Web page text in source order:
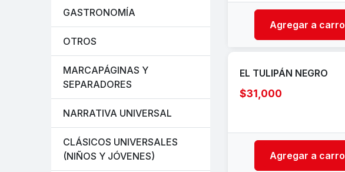
GASTRONOMÍA
OTROS
MARCAPÁGINAS Y
SEPARADORES
NARRATIVA UNIVERSAL
CLÁSICOS UNIVERSALES
(NIÑOS Y JÓVENES)
Agregar a carro
EL TULIPÁN NEGRO
$31,000
Agregar a carro